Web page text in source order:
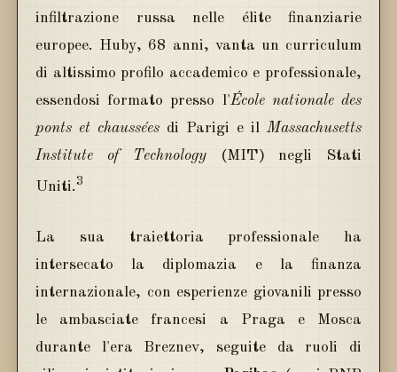
infiltrazione russa nelle élite finanziarie
europee. Huby, 68 anni, vanta un curriculum
di altissimo profilo accademico e professionale,
essendosi formato presso l'École nationale des
ponts et chaussées di Parigi e il Massachusetts
Institute of Technology (MIT) negli Stati
Uniti.3
La sua traiettoria professionale ha
intersecato la diplomazia e la finanza
internazionale, con esperienze giovanili presso
le ambasciate francesi a Praga e Mosca
durante l'era Breznev, seguite da ruoli di